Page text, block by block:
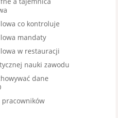
co kontroluje
mandaty
w restauracji
nauki zawodu
dane
pracowników